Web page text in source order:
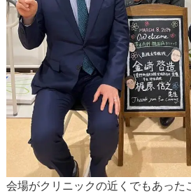
会場がクリニックの近くでもあった